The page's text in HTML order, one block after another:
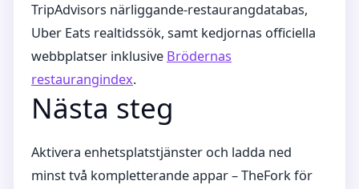
TripAdvisors närliggande-restaurangdatabas,
Uber Eats realtidssök, samt kedjornas officiella
webbplatser inklusive Brödernas
restaurangindex.
Nästa steg
Aktivera enhetsplatstjänster och ladda ned
minst två kompletterande appar – TheFork för